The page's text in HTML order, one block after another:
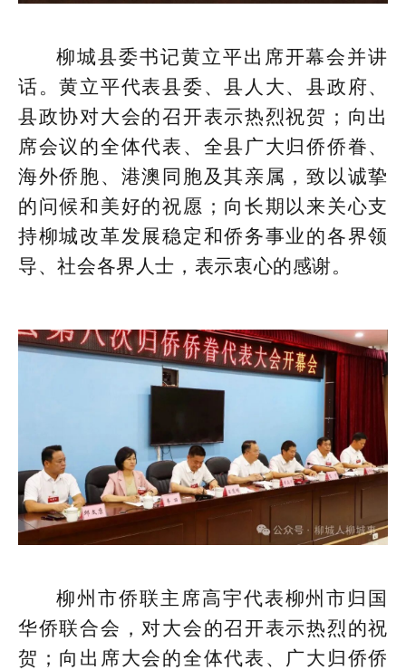
柳城县委书记黄立平出席开幕会并讲
话。黄立平代表县委、县人大、县政府、
县政协对大会的召开表示热烈祝贺；向出
席会议的全体代表、全县广大归侨侨眷、
海外侨胞、港澳同胞及其亲属，致以诚挚
的问候和美好的祝愿；向长期以来关心支
持柳城改革发展稳定和侨务事业的各界领
导、社会各界人士，表示衷心的感谢。
柳州市侨联主席高宇代表柳州市归国
华侨联合会，对大会的召开表示热烈的祝
贺；向出席大会的全体代表、广大归侨侨